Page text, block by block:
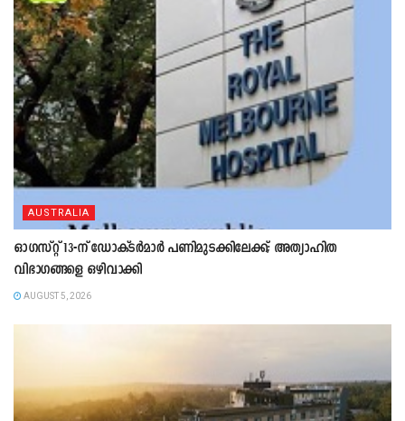
AUSTRALIA
ഓഗസ്റ്റ് 13-ന് ഡോക്ടർമാർ പണിമുടക്കിലേക്ക്; അത്യാഹിത
വിഭാഗങ്ങളെ ഒഴിവാക്കി
AUGUST 5, 2026